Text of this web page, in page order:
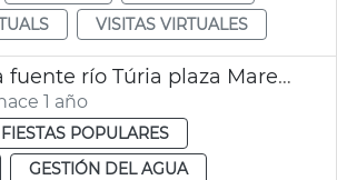
VISITAS VIRTUALES
Restaurada fuente río Túria plaza Mare de Déu València
1 año
POPULARES
GESTIÓN DEL AGUA